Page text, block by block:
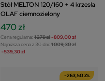
Stół MELTON 120/160 + 4 krzesła
OLAF ciemnozielony
470 zł
Cena regularna: 1 279 zł-809,00 zł
Najniższa cena z 30 dni: 1 009,30 zł
-539,30 zł
-263,50 ZŁ